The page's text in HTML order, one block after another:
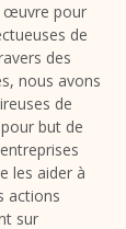
œuvre pour
de
des
nous avons
de
but de
les aider à
actions
sur